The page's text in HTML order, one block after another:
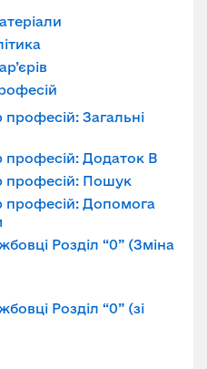
Загальні
професій: Додаток В
професій: Пошук
професій: Допомога
Розділ “0” (Зміна
Розділ “0” (зі